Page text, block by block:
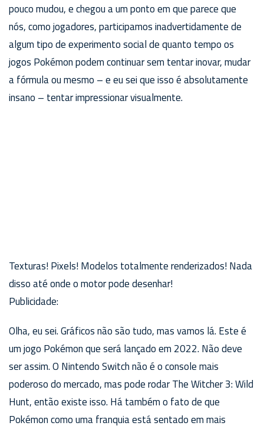
pouco mudou, e chegou a um ponto em que parece que
nós, como jogadores, participamos inadvertidamente de
algum tipo de experimento social de quanto tempo os
jogos Pokémon podem continuar sem tentar inovar, mudar
a fórmula ou mesmo – e eu sei que isso é absolutamente
insano – tentar impressionar visualmente.
Texturas! Pixels! Modelos totalmente renderizados! Nada
disso até onde o motor pode desenhar!
Publicidade:
Olha, eu sei. Gráficos não são tudo, mas vamos lá. Este é
um jogo Pokémon que será lançado em 2022. Não deve
ser assim. O Nintendo Switch não é o console mais
poderoso do mercado, mas pode rodar The Witcher 3: Wild
Hunt, então existe isso. Há também o fato de que
Pokémon como uma franquia está sentado em mais